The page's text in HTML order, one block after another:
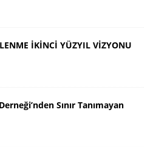
İKİNCİ YÜZYIL VİZYONU
Sınır Tanımayan